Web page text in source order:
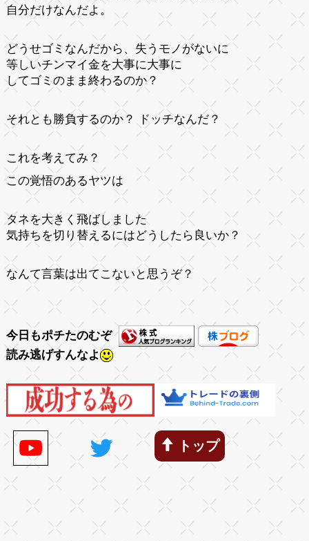
自分だけなんだよ。
どうせゴミなんだから、失うモノがないに
等しいチンマイ金を大事に大事に
してゴミのまま終わるのか？
それとも勝負するのか？ ドッチなんだ？
これを考えてみ？
この覚悟のあるヤツは
タネを大きく飛ばしました
気持ちを切り替えるにはどうしたら良いか？
なんて言葉は出てこないと思うぞ？
今日もポチたのむぞ
読み逃げすんなよ
トップ